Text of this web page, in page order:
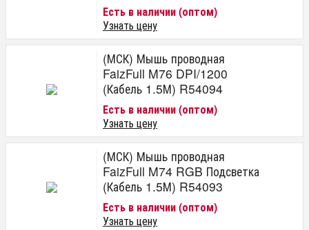
Есть в наличии (оптом)
Узнать цену
(МСК) Мышь проводная
FaizFull M76 DPI/1200
(Кабель 1.5М) R54094
Есть в наличии (оптом)
Узнать цену
(МСК) Мышь проводная
FaizFull M74 RGB Подсветка
(Кабель 1.5М) R54093
Есть в наличии (оптом)
Узнать цену